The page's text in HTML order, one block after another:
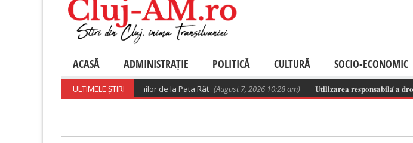
ACASĂ ADMINISTRAȚIE POLITICĂ CULTURĂ SOCIO-ECONOMIC
ULTIMELE ȘTIRI
Precizări privind relocarea rromilor de la Pata Rât (August 7, 2026 10:28 am) 𝐔𝐭𝐢𝐥𝐢𝐳𝐚𝐫𝐞𝐚 𝐫𝐞𝐬𝐩𝐨𝐧𝐬𝐚𝐛𝐢𝐥𝐚̆ 𝐚 𝐝𝐫𝐨𝐧𝐞𝐥𝐨𝐫